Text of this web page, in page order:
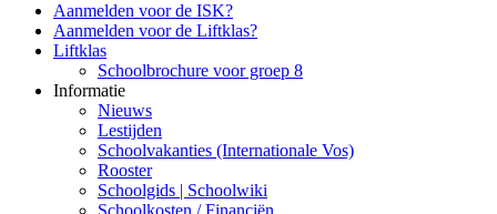
Aanmelden voor de ISK?
Aanmelden voor de Liftklas?
Liftklas
Schoolbrochure voor groep 8
Informatie
Nieuws
Lestijden
Schoolvakanties (Internationale Vos)
Rooster
Schoolgids | Schoolwiki
Schoolkosten / Financiën